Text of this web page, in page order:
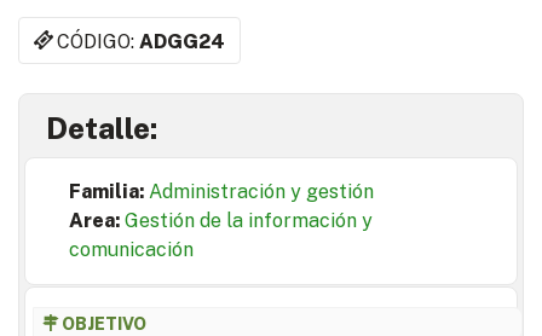
CÓDIGO:ADGG24
Detalle:
Familia: Administración y gestión
Area: Gestión de la información y
comunicación
OBJETIVO